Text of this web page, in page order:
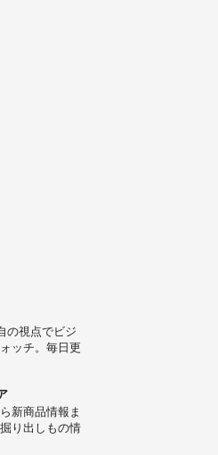
の視点でビジ
ッチ。毎日更
新商品情報ま
り出しもの情